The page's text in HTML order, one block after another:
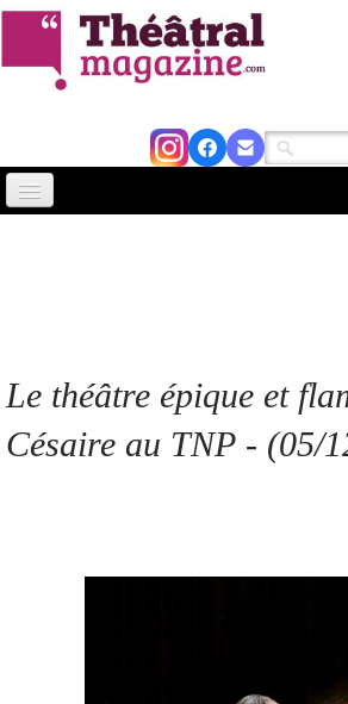
Se connecter
Le théâtre épique et
Césaire au TNP - (05/